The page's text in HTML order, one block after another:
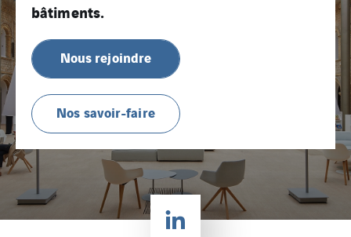
bâtiments.
Nous rejoindre
Nos savoir-faire